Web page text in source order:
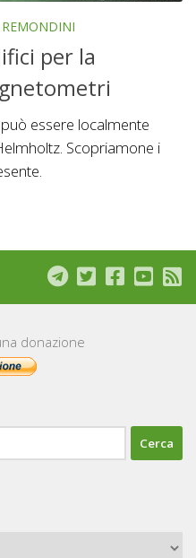
per la
essere localmente
Scopriamone i
donazione